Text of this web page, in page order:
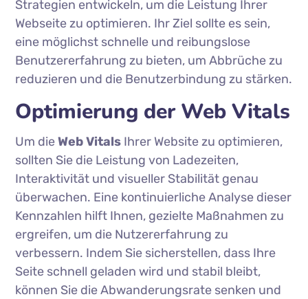
Strategien entwickeln, um die Leistung Ihrer
Webseite zu optimieren. Ihr Ziel sollte es sein,
eine möglichst schnelle und reibungslose
Benutzererfahrung zu bieten, um Abbrüche zu
reduzieren und die Benutzerbindung zu stärken.
Optimierung der Web Vitals
Um dieWeb Vitals Ihrer Website zu optimieren,
sollten Sie die Leistung von Ladezeiten,
Interaktivität und visueller Stabilität genau
überwachen. Eine kontinuierliche Analyse dieser
Kennzahlen hilft Ihnen, gezielte Maßnahmen zu
ergreifen, um die Nutzererfahrung zu
verbessern. Indem Sie sicherstellen, dass Ihre
Seite schnell geladen wird und stabil bleibt,
können Sie die Abwanderungsrate senken und